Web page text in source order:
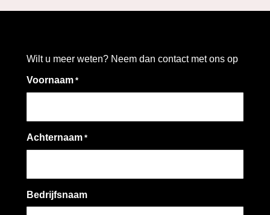
Wilt u meer weten? Neem dan contact met ons op
Voornaam *
Achternaam *
Bedrijfsnaam